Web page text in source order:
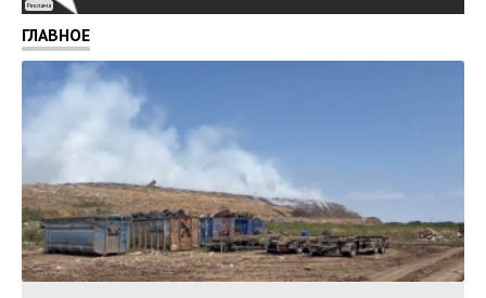
Реклама
ГЛАВНОЕ